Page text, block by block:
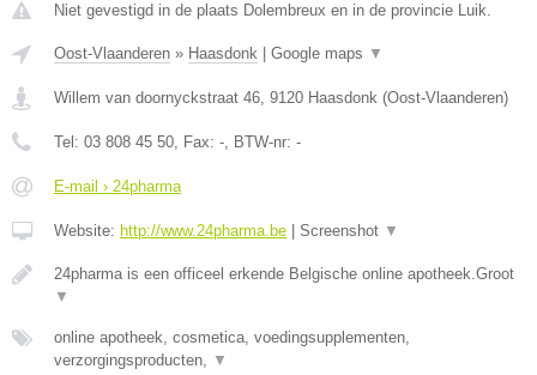
Niet gevestigd in de plaats Dolembreux en in de provincie Luik.
Oost-Vlaanderen » Haasdonk Google maps ▼
Willem van doornyckstraat 46, 9120 Haasdonk (Oost-Vlaanderen)
Tel: 03 808 45 50, Fax: -, BTW-nr: -
E-mail › 24pharma
Website: http://www.24pharma.be Screenshot ▼
24pharma is een officeel erkende Belgische online apotheek.Groot
▼
online apotheek, cosmetica, voedingsupplementen,
verzorgingsproducten, ▼